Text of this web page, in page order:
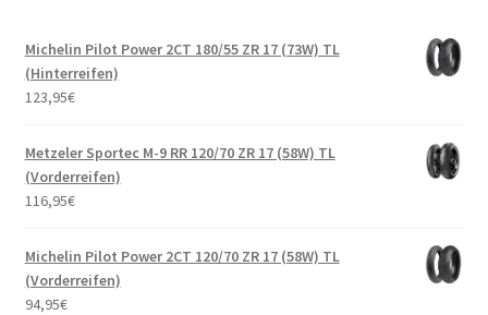
Michelin Pilot Power 2CT 180/55 ZR 17 (73W) TL
(Hinterreifen)
123,95€
Metzeler Sportec M-9 RR 120/70 ZR 17 (58W) TL
(Vorderreifen)
116,95€
Michelin Pilot Power 2CT 120/70 ZR 17 (58W) TL
(Vorderreifen)
94,95€